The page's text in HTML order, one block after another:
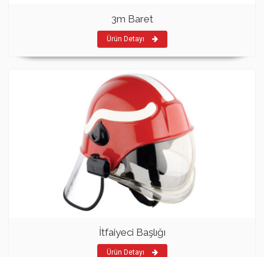
3m Baret
Ürün Detayı
İtfaiyeci Başlığı
Ürün Detayı